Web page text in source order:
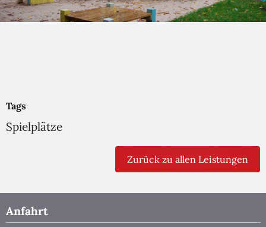
Tags
Spielplätze
Zurück zu allen Leistungen
Anfahrt